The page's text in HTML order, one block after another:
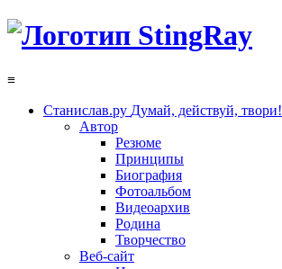
≡
Станислав.ру Думай, действуй, твори!
Автор
Резюме
Принципы
Биография
Фотоальбом
Видеоархив
Родина
Творчество
Веб-сайт